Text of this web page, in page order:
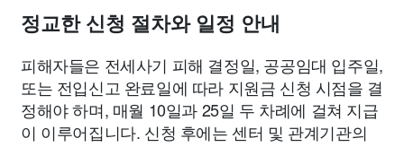
정교한 신청 절차와 일정 안내
피해자들은 전세사기 피해 결정일, 공공임대 입주일,
또는 전입신고 완료일에 따라 지원금 신청 시점을 결
정해야 하며, 매월 10일과 25일 두 차례에 걸쳐 지급
이 이루어집니다. 신청 후에는 센터 및 관계기관의